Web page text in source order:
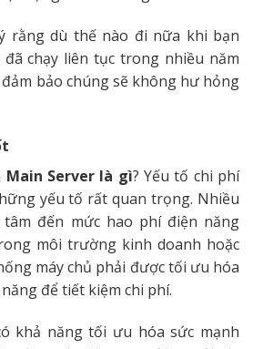
rằng dù thế nào đi nữa khi bạn
đã chạy liên tục trong nhiều năm
bảo chúng sẽ không hư hỏng
Main Server là gì? Yếu tố chi phí
yếu tố rất quan trọng. Nhiều
đến mức hao phí điện năng
môi trường kinh doanh hoặc
máy chủ phải được tối ưu hóa
để tiết kiệm chi phí.
khả năng tối ưu hóa sức mạnh